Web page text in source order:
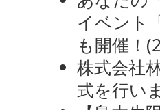
イベント
も開催！ (
株式会社
式を行い